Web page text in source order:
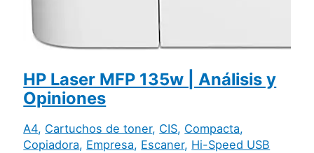
HP Laser MFP 135w | Análisis y
Opiniones
A4, Cartuchos de toner, CIS, Compacta,
Copiadora, Empresa, Escaner, Hi-Speed USB